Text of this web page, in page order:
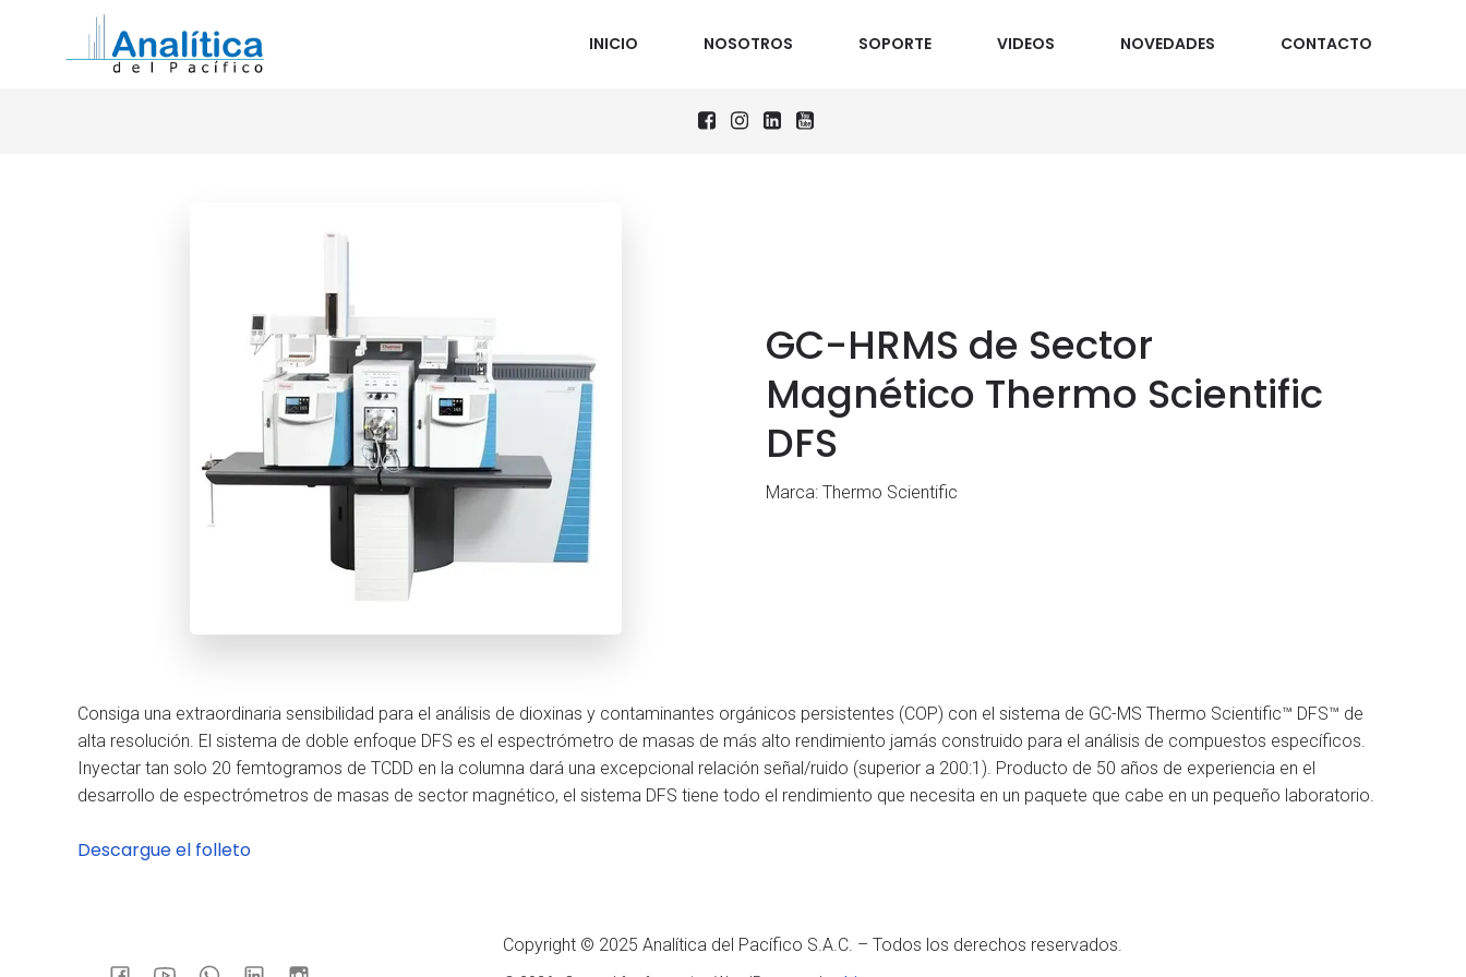
INICIO NOSOTROS SOPORTE VIDEOS NOVEDADES CONTACTO
GC-HRMS de Sector
Magnético Thermo Scientific
DFS
Marca: Thermo Scientific
Consiga una extraordinaria sensibilidad para el análisis de dioxinas y contaminantes orgánicos persistentes (COP) con el sistema de GC-MS Thermo Scientific™ DFS™ de
alta resolución. El sistema de doble enfoque DFS es el espectrómetro de masas de más alto rendimiento jamás construido para el análisis de compuestos específicos.
Inyectar tan solo 20 femtogramos de TCDD en la columna dará una excepcional relación señal/ruido (superior a 200:1). Producto de 50 años de experiencia en el
desarrollo de espectrómetros de masas de sector magnético, el sistema DFS tiene todo el rendimiento que necesita en un paquete que cabe en un pequeño laboratorio.
Descargue el folleto
Copyright © 2025 Analítica del Pacífico S.A.C. – Todos los derechos reservados.